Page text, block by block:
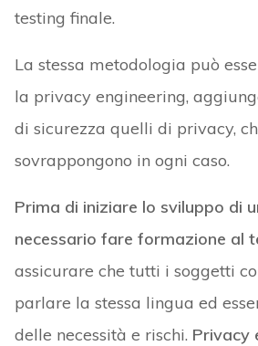
testing finale.
La stessa metodologia può
la privacy engineering,
di sicurezza quelli di privacy,
sovrappongono in ogni caso.
Prima di iniziare lo sviluppo di
necessario fare formazione al
assicurare che tutti i soggetti
parlare la stessa lingua ed
delle necessità e rischi. Privacy